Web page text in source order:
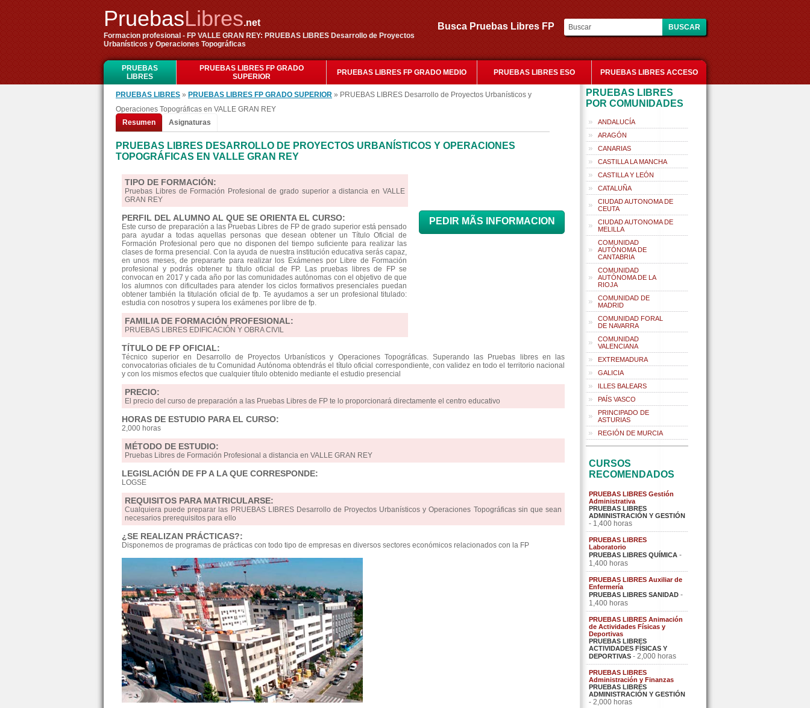
PruebasLibres.net
Formacion profesional - FP VALLE GRAN REY: PRUEBAS LIBRES Desarrollo de Proyectos
Urbanísticos y Operaciones Topográficas
Busca Pruebas Libres FP
PRUEBAS
LIBRES
PRUEBAS LIBRES FP GRADO
SUPERIOR
PRUEBAS LIBRES FP GRADO MEDIO PRUEBAS LIBRES ESO PRUEBAS LIBRES ACCESO
PRUEBAS LIBRES » PRUEBAS LIBRES FP GRADO SUPERIOR » PRUEBAS LIBRES Desarrollo de Proyectos Urbanísticos y
Operaciones Topográficas en VALLE GRAN REY
Resumen
Asignaturas
PRUEBAS LIBRES DESARROLLO DE PROYECTOS URBANÍSTICOS Y OPERACIONES
TOPOGRÁFICAS EN VALLE GRAN REY
PEDIR MÃS INFORMACION
TIPO DE FORMACIÓN:
Pruebas Libres de Formación Profesional de grado superior a distancia en VALLE
GRAN REY
PERFIL DEL ALUMNO AL QUE SE ORIENTA EL CURSO:
Este curso de preparación a las Pruebas Libres de FP de grado superior está pensado
para ayudar a todas aquellas personas que desean obtener un Título Oficial de
Formación Profesional pero que no disponen del tiempo suficiente para realizar las
clases de forma presencial. Con la ayuda de nuestra institución educativa serás capaz,
en unos meses, de prepararte para realizar los Exámenes por Libre de Formación
profesional y podrás obtener tu título oficial de FP. Las pruebas libres de FP se
convocan en 2017 y cada año por las comunidades autónomas con el objetivo de que
los alumnos con dificultades para atender los ciclos formativos presenciales puedan
obtener también la titulación oficial de fp. Te ayudamos a ser un profesional titulado:
estudia con nosotros y supera los exámenes por libre de fp.
FAMILIA DE FORMACIÓN PROFESIONAL:
PRUEBAS LIBRES EDIFICACIÓN Y OBRA CIVIL
TÍTULO DE FP OFICIAL:
Técnico superior en Desarrollo de Proyectos Urbanísticos y Operaciones Topográficas. Superando las Pruebas libres en las
convocatorias oficiales de tu Comunidad Autónoma obtendrás el título oficial correspondiente, con validez en todo el territorio nacional
y con los mismos efectos que cualquier título obtenido mediante el estudio presencial
PRECIO:
El precio del curso de preparación a las Pruebas Libres de FP te lo proporcionará directamente el centro educativo
HORAS DE ESTUDIO PARA EL CURSO:
2,000 horas
MÉTODO DE ESTUDIO:
Pruebas Libres de Formación Profesional a distancia en VALLE GRAN REY
LEGISLACIÓN DE FP A LA QUE CORRESPONDE:
LOGSE
REQUISITOS PARA MATRICULARSE:
Cualquiera puede preparar las PRUEBAS LIBRES Desarrollo de Proyectos Urbanísticos y Operaciones Topográficas sin que sean
necesarios prerequisitos para ello
¿SE REALIZAN PRÁCTICAS?:
Disponemos de programas de prácticas con todo tipo de empresas en diversos sectores económicos relacionados con la FP
PRUEBAS LIBRES
POR COMUNIDADES
ANDALUCÍA
ARAGÓN
CANARIAS
CASTILLA LA MANCHA
CASTILLA Y LEÓN
CATALUÑA
CIUDAD AUTONOMA DE
CEUTA
CIUDAD AUTONOMA DE
MELILLA
COMUNIDAD
AUTÓNOMA DE
CANTABRIA
COMUNIDAD
AUTÓNOMA DE LA
RIOJA
COMUNIDAD DE
MADRID
COMUNIDAD FORAL
DE NAVARRA
COMUNIDAD
VALENCIANA
EXTREMADURA
GALICIA
ILLES BALEARS
PAÍS VASCO
PRINCIPADO DE
ASTURIAS
REGIÓN DE MURCIA
CURSOS
RECOMENDADOS
PRUEBAS LIBRES Gestión
Administrativa
PRUEBAS LIBRES
ADMINISTRACIÓN Y GESTIÓN
- 1,400 horas
PRUEBAS LIBRES
Laboratorio
PRUEBAS LIBRES QUÍMICA -
1,400 horas
PRUEBAS LIBRES Auxiliar de
Enfermería
PRUEBAS LIBRES SANIDAD -
1,400 horas
PRUEBAS LIBRES Animación
de Actividades Físicas y
Deportivas
PRUEBAS LIBRES
ACTIVIDADES FÍSICAS Y
DEPORTIVAS - 2,000 horas
PRUEBAS LIBRES
Administración y Finanzas
PRUEBAS LIBRES
ADMINISTRACIÓN Y GESTIÓN
- 2,000 horas